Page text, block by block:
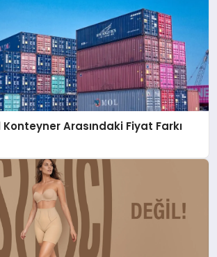
Konteyner Arasındaki Fiyat Farkı